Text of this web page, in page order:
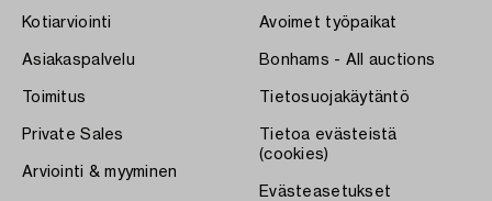
Kotiarviointi
Asiakaspalvelu
Toimitus
Private Sales
Arviointi & myyminen
Avoimet työpaikat
Bonhams - All auctions
Tietosuojakäytäntö
Tietoa evästeistä
(cookies)
Evästeasetukset